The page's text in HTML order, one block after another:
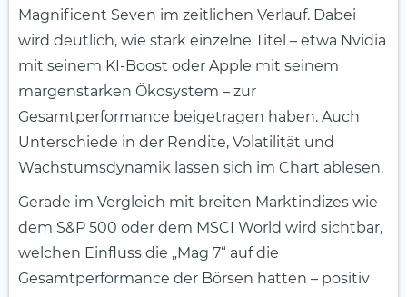
Magnificent Seven im zeitlichen Verlauf. Dabei
wird deutlich, wie stark einzelne Titel – etwa Nvidia
mit seinem KI-Boost oder Apple mit seinem
margenstarken Ökosystem – zur
Gesamtperformance beigetragen haben. Auch
Unterschiede in der Rendite, Volatilität und
Wachstumsdynamik lassen sich im Chart ablesen.
Gerade im Vergleich mit breiten Marktindizes wie
dem S&P 500 oder dem MSCI World wird sichtbar,
welchen Einfluss die „Mag 7“ auf die
Gesamtperformance der Börsen hatten – positiv